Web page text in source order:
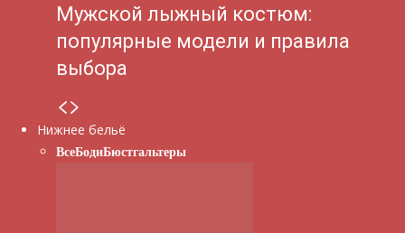
Мужской лыжный костюм:
популярные модели и правила
выбора
Нижнее бельё
ВсеБодиБюстгальтеры